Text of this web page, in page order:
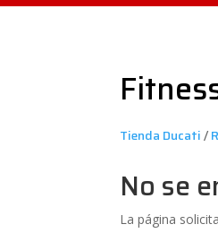
Tienda Ducati/
No se
La página